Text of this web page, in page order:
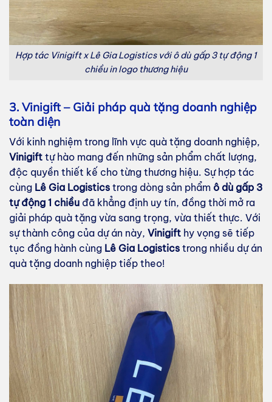
Hợp tác Vinigift x Lê Gia Logistics với ô dù gấp 3 tự động 1
chiều in logo thương hiệu
3. Vinigift – Giải pháp quà tặng doanh nghiệp
toàn diện
Với kinh nghiệm trong lĩnh vực quà tặng doanh nghiệp,
Vinigift tự hào mang đến những sản phẩm chất lượng,
độc quyền thiết kế cho từng thương hiệu. Sự hợp tác
cùng Lê Gia Logistics trong dòng sản phẩm ô dù gấp 3
tự động 1 chiều đã khẳng định uy tín, đồng thời mở ra
giải pháp quà tặng vừa sang trọng, vừa thiết thực. Với
sự thành công của dự án này, Vinigift hy vọng sẽ tiếp
tục đồng hành cùng Lê Gia Logistics trong nhiều dự án
quà tặng doanh nghiệp tiếp theo!